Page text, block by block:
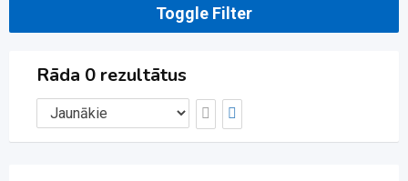
Toggle Filter
Rāda 0 rezultātus